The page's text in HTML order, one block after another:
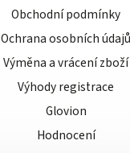
Obchodní podmínky
Ochrana osobních údajů
Výměna a vrácení zboží
Výhody registrace
Glovion
Hodnocení